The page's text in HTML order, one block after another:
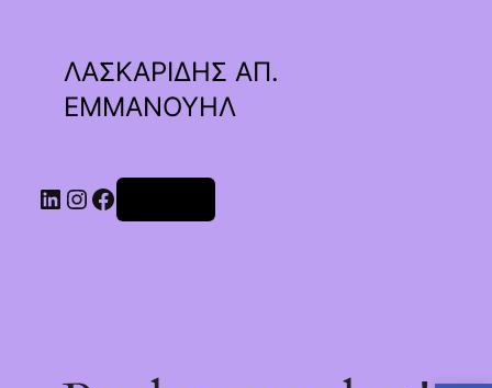
ΛΑΣΚΑΡΙΔΗΣ ΑΠ.
ΕΜΜΑΝΟΥΗΛ
Linkedin
Instagram
Facebook